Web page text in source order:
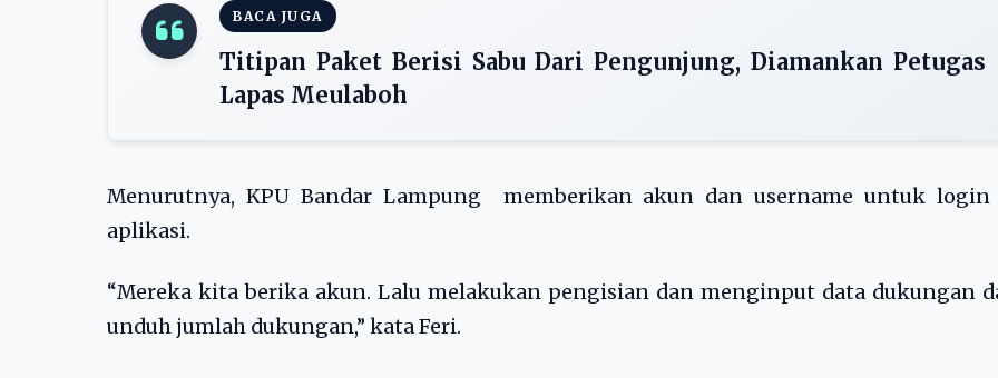
BACA JUGA
Titipan Paket Berisi Sabu Dari Pengunjung, Diamankan Petugas
Lapas Meulaboh
Menurutnya, KPU Bandar Lampung memberikan akun dan username untuk
aplikasi.
“Mereka kita berika akun. Lalu melakukan pengisian dan menginput data dukungan
unduh jumlah dukungan,” kata Feri.